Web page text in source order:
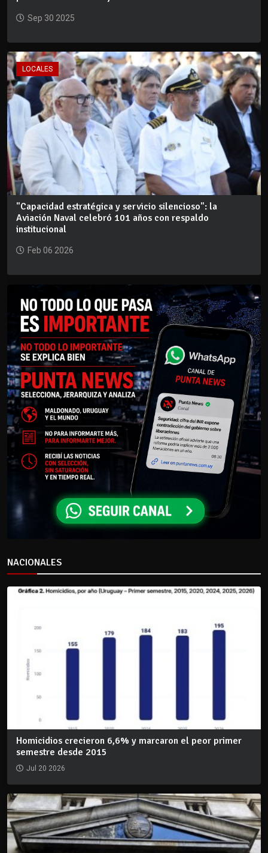
Sep 30 2025
LOCALES
"Capacidad estratégica y servicio silencioso": la
Aviación Naval celebró 101 años con respaldo
institucional
Feb 06 2026
NACIONALES
Homicidios crecieron 6,6% y marcaron el peor primer
semestre desde 2015
Jul 20 2026